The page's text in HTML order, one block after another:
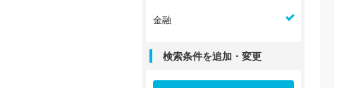
金融
検索条件を追加・変更